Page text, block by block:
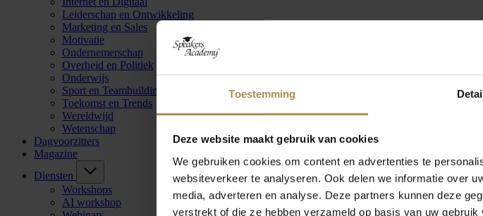
Toestemming
Deze website maakt gebruik van cookies
We gebruiken cookies om content en advertenties te
websiteverkeer te analyseren. Ook delen we informatie over
media, adverteren en analyse. Deze partners kunnen deze
verstrekt of die ze hebben verzameld op basis van uw gebruik
Leiderschap en Ontwikkeling
Marketing en Sales
Motivatie
Ondernemerschap
Overheid en Politiek
Onderwijs
Sport en Teambuilding
Toekomst en Trends
Wereldwijd
Wetenschap
Dagvoorzitters
Magazine
Diensten
Workshops
AI workshop